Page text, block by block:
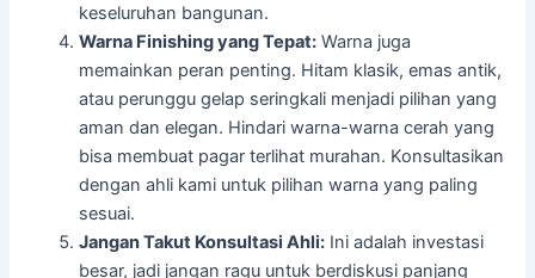
keseluruhan bangunan.
Warna Finishing yang Tepat: Warna juga
memainkan peran penting. Hitam klasik, emas antik,
atau perunggu gelap seringkali menjadi pilihan yang
aman dan elegan. Hindari warna-warna cerah yang
bisa membuat pagar terlihat murahan. Konsultasikan
dengan ahli kami untuk pilihan warna yang paling
sesuai.
Jangan Takut Konsultasi Ahli: Ini adalah investasi
besar, jadi jangan ragu untuk berdiskusi panjang